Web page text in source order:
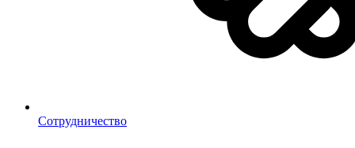
Сотрудничество